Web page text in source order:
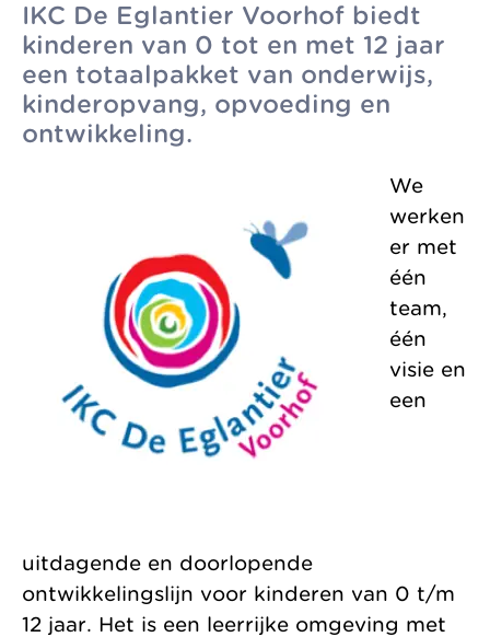
Morgen is the
umbrella
organisation for
leading childcare
organisations in
non-profit making
organisation,
working towards
the world of
tomorrow.
About us
Social childcare
centres
Healthy childcare
Collaborations
Morgen unites
high-quality, local
childcare brands in
The Hague-
Ypenburg, Rijswijk,
with a distinct
character, sharing
a single vision and
professional way of
working.
Brands
Childcare
Integrated
More Morgen
IKC De Eglantier Voorhof biedt
kinderen van 0 tot en met 12 jaar
een totaalpakket van onderwijs,
kinderopvang, opvoeding en
ontwikkeling.
We
werken
er met
één
team,
één
visie en
een
uitdagende en doorlopende
ontwikkelingslijn voor kinderen van 0 t/m
12 jaar. Het is een leerrijke omgeving met